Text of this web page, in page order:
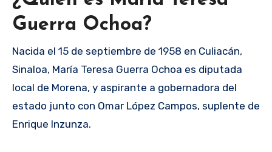
Guerra Ochoa?
Nacida el 15 de septiembre de 1958 en Culiacán,
Sinaloa, María Teresa Guerra Ochoa es diputada
local de Morena, y aspirante a gobernadora del
estado junto con Omar López Campos, suplente de
Enrique Inzunza.